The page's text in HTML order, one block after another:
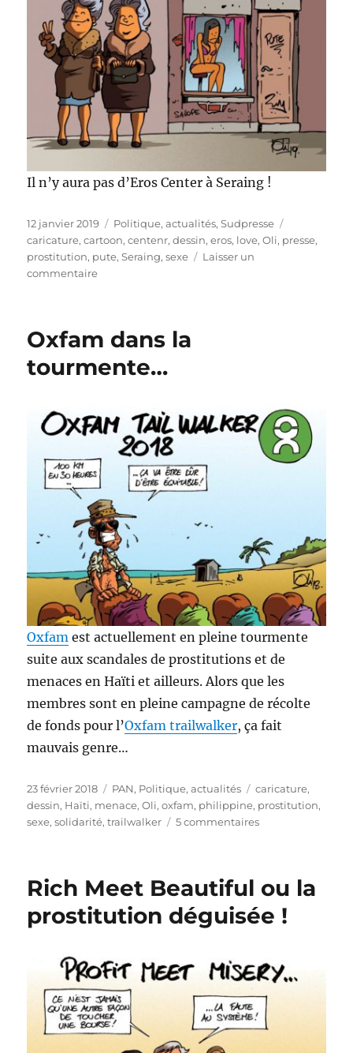
Il n’y aura pas d’Eros Center à Seraing !
Publié
le
12 janvier 2019 Catégories
Politique, actualités,Sudpresse
caricature,cartoon,centenr,dessin,eros, love,Oli, presse,
prostitution, pute,Seraing,sexe
Laisser un
commentairesur
à
!
Oxfam dans la
tourmente…
Oxfam est actuellement en pleine tourmente
suite aux scandales de prostitutions et de
menaces en Haïti et ailleurs. Alors que les
membres sont en pleine campagne de récolte
de fonds pour l’Oxfam trailwalker, ça fait
mauvais genre…
Publié
le
23 février 2018 Catégories
PAN, Politique, actualités Étiquettes
caricature,
dessin, Haïti, menace,Oli,oxfam, philippine, prostitution,
sexe,solidarité,trailwalker 5 commentairessur
tourmente…
Rich Meet Beautiful ou la
prostitution déguisée !